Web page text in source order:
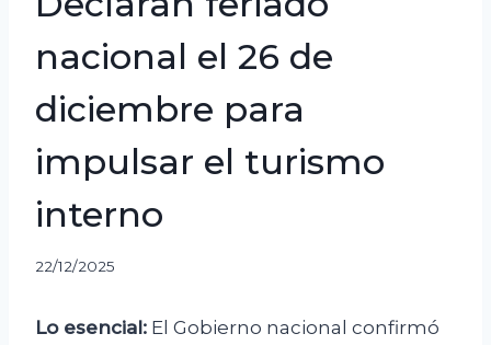
nacional el 26 de
diciembre para
impulsar el turismo
interno
22/12/2025
Lo esencial: El Gobierno nacional confirmó